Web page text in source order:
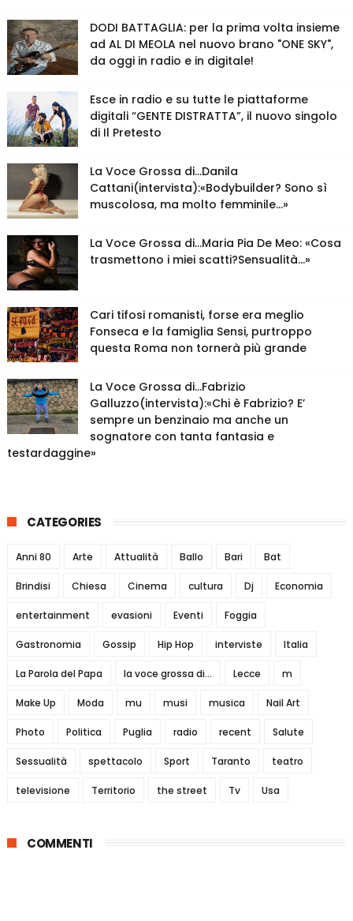
DODI BATTAGLIA: per la prima volta insieme
ad AL DI MEOLA nel nuovo brano "ONE SKY",
da oggi in radio e in digitale!
Esce in radio e su tutte le piattaforme
digitali “GENTE DISTRATTA”, il nuovo singolo
di Il Pretesto
La Voce Grossa di…Danila
Cattani(intervista):«Bodybuilder? Sono sì
muscolosa, ma molto femminile…»
La Voce Grossa di…Maria Pia De Meo: «Cosa
trasmettono i miei scatti?Sensualità…»
Cari tifosi romanisti, forse era meglio
Fonseca e la famiglia Sensi, purtroppo
questa Roma non tornerà più grande
La Voce Grossa di…Fabrizio
Galluzzo(intervista):«Chi è Fabrizio? E’
sempre un benzinaio ma anche un
sognatore con tanta fantasia e
testardaggine»
CATEGORIES
Anni 80 Arte Attualità Ballo Bari Bat
Brindisi Chiesa Cinema cultura Dj Economia
entertainment evasioni Eventi Foggia
Gastronomia Gossip Hip Hop interviste Italia
La Parola del Papa la voce grossa di... Lecce m
Make Up Moda mu musi musica Nail Art
Photo Politica Puglia radio recent Salute
Sessualità spettacolo Sport Taranto teatro
televisione Territorio the street Tv Usa
COMMENTI